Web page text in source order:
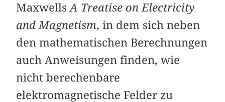
MaxwellsA Treatise on Electricity
and Magnetism, in dem sich neben
den mathematischen Berechnungen
auch Anweisungen finden, wie
nicht berechenbare
elektromagnetische Felder zu